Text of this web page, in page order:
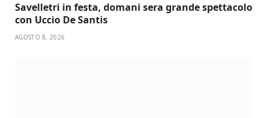
Savelletri in festa, domani sera grande spettacolo
con Uccio De Santis
AGOSTO 8, 2026